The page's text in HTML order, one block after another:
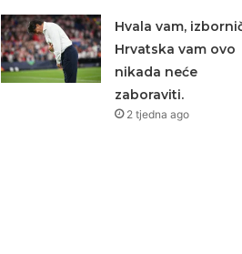
Hvala vam,
Hrvatska vam ovo
nikada neće
zaboraviti.
2 tjedna ago